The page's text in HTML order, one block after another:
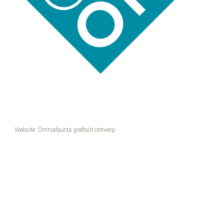
Website: Omniafausta grafisch ontwerp